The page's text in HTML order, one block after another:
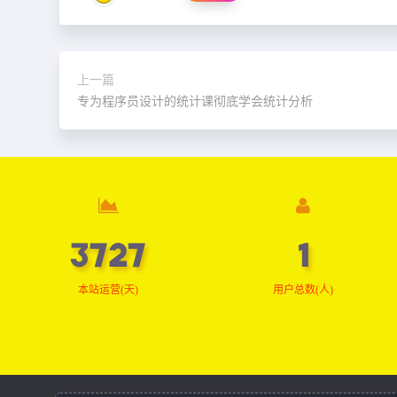
上一篇
专为程序员设计的统计课彻底学会统计分析
3763
本站运营(天)
1
用户总数(人)